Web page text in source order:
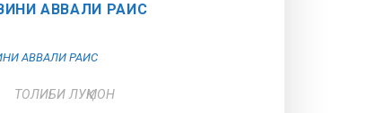
АВВАЛИ РАИС
ТОЛИБИ ЛУҚМОН